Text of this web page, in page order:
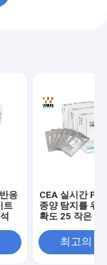
응
트
CEA 실시간
종양 탐지를 위
확도 25 작은 유
최고의